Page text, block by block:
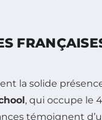
la solide
, qui occupe le
témoignent